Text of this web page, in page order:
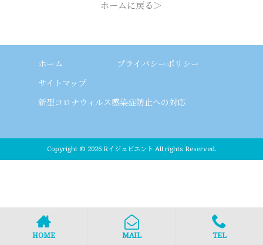
ホームに戻る＞
ホーム プライバシーポリシー
サイトマップ
新型コロナウィルス感染症防止への対応
Copyright © 2026 Rイジュビエント All rights Reserved.
HOME MAIL TEL